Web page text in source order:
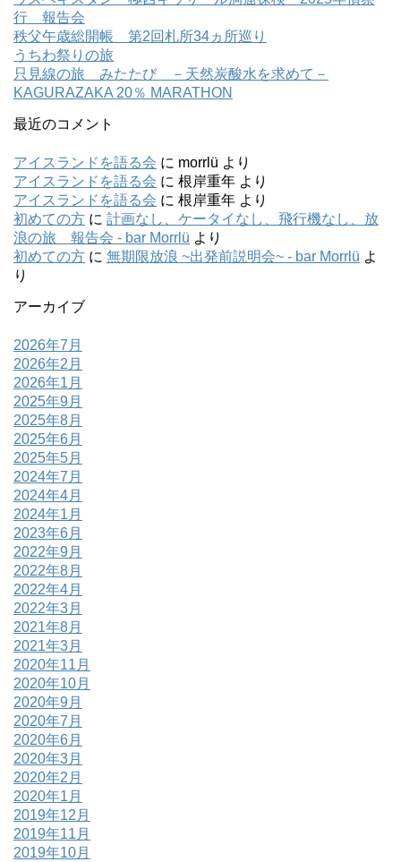
行 報告会
秩父午歳総開帳 第2回札所34ヵ所巡り
うちわ祭りの旅
只見線の旅 みたたび －天然炭酸水を求めて－
KAGURAZAKA 20％ MARATHON
最近のコメント
アイスランドを語る会 に morrlü より
アイスランドを語る会 に 根岸重年 より
アイスランドを語る会 に 根岸重年 より
初めての方 に 計画なし、ケータイなし、飛行機なし、放
浪の旅 報告会 - bar Morrlü より
初めての方 に 無期限放浪 ~出発前説明会~ - bar Morrlü よ
り
アーカイブ
2026年7月
2026年2月
2026年1月
2025年9月
2025年8月
2025年6月
2025年5月
2024年7月
2024年4月
2024年1月
2023年6月
2022年9月
2022年8月
2022年4月
2022年3月
2021年8月
2021年3月
2020年11月
2020年10月
2020年9月
2020年7月
2020年6月
2020年3月
2020年2月
2020年1月
2019年12月
2019年11月
2019年10月